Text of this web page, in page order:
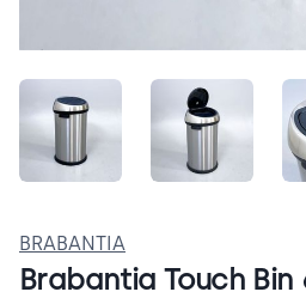
j8h3unSRuPF5.jpeg
BRABANTIA
Brabantia Touch Bin